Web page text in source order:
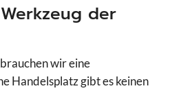
der
wir eine
Handelsplatz gibt es keinen